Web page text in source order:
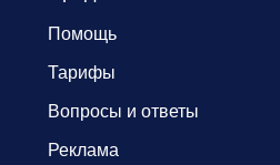
Помощь
Тарифы
Вопросы и ответы
Реклама